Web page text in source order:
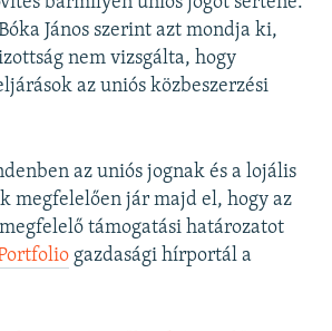
János szerint azt mondja ki,
nem vizsgálta, hogy
az uniós közbeszerzési
az uniós jognak és a lojális
megfelelően jár majd el, hogy az
támogatási határozatot
gazdasági hírportál a